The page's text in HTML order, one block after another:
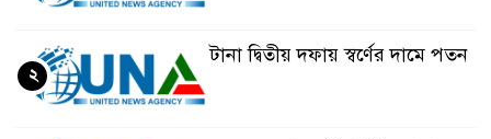
টানা দ্বিতীয় দফায় স্বর্ণের দামে পতন
২